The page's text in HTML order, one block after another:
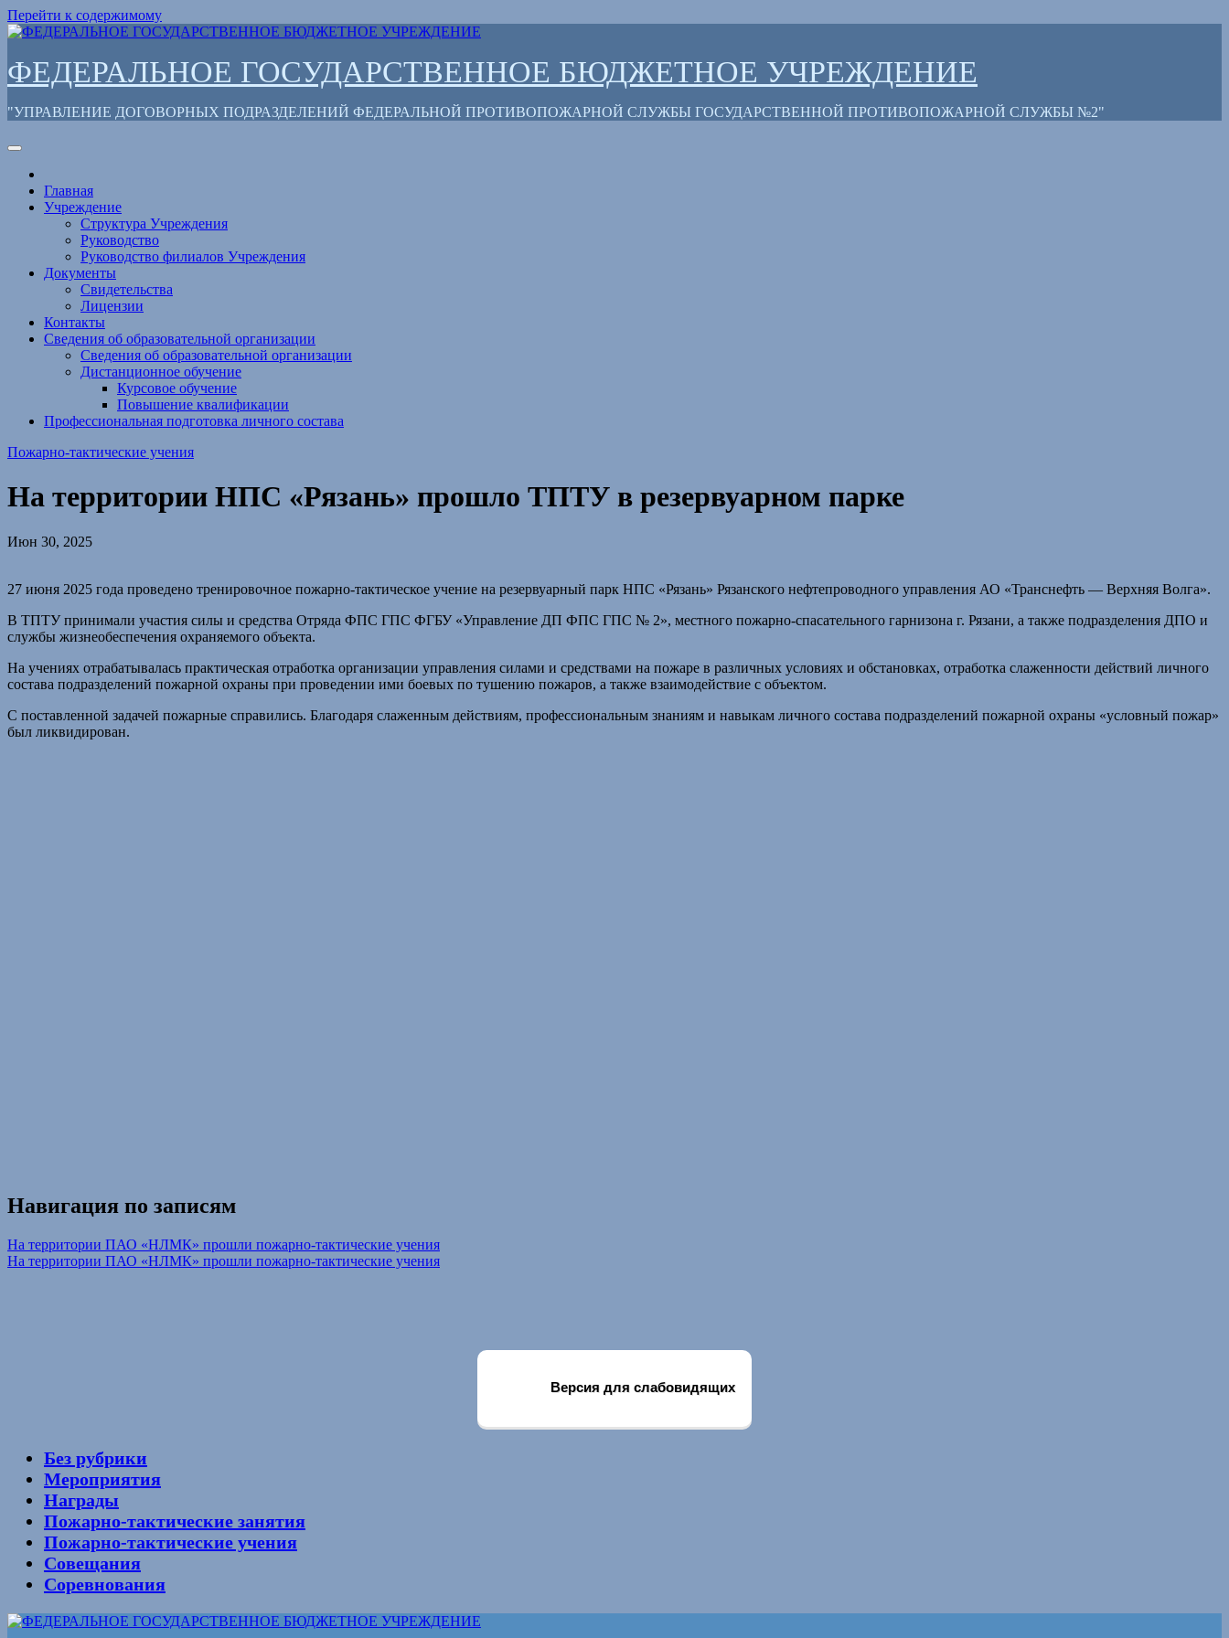
Перейти к содержимому
ФЕДЕРАЛЬНОЕ ГОСУДАРСТВЕННОЕ БЮДЖЕТНОЕ УЧРЕЖДЕНИЕ
"УПРАВЛЕНИЕ ДОГОВОРНЫХ ПОДРАЗДЕЛЕНИЙ ФЕДЕРАЛЬНОЙ ПРОТИВОПОЖАРНОЙ СЛУЖБЫ ГОСУДАРСТВЕННОЙ ПРОТИВОПОЖАРНОЙ СЛУЖБЫ №2"
Главная
Учреждение
Структура Учреждения
Руководство
Руководство филиалов Учреждения
Документы
Свидетельства
Лицензии
Контакты
Сведения об образовательной организации
Сведения об образовательной организации
Дистанционное обучение
Курсовое обучение
Повышение квалификации
Профессиональная подготовка личного состава
Пожарно-тактические учения
На территории НПС «Рязань» прошло ТПТУ в резервуарном парке
Июн 30, 2025
27 июня 2025 года проведено тренировочное пожарно-тактическое учение на резервуарный парк НПС «Рязань» Рязанского нефтепроводного управления АО «Транснефть — Верхняя Волга».
В ТПТУ принимали участия силы и средства Отряда ФПС ГПС ФГБУ «Управление ДП ФПС ГПС № 2», местного пожарно-спасательного гарнизона г. Рязани, а также подразделения ДПО и
службы жизнеобеспечения охраняемого объекта.
На учениях отрабатывалась практическая отработка организации управления силами и средствами на пожаре в различных условиях и обстановках, отработка слаженности действий личного
состава подразделений пожарной охраны при проведении ими боевых по тушению пожаров, а также взаимодействие с объектом.
С поставленной задачей пожарные справились. Благодаря слаженным действиям, профессиональным знаниям и навыкам личного состава подразделений пожарной охраны «условный пожар»
был ликвидирован.
Навигация по записям
На территории ПАО «НЛМК» прошли пожарно-тактические учения
На территории ПАО «НЛМК» прошли пожарно-тактические учения
Версия для слабовидящих
Без рубрики
Мероприятия
Награды
Пожарно-тактические занятия
Пожарно-тактические учения
Совещания
Соревнования